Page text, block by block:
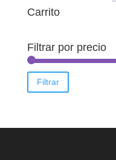
Carrito
Filtrar por precio
Filtrar